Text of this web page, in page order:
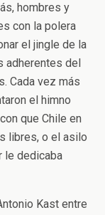
hombres y
con la polera
el jingle de la
adherentes del
Cada vez más
el himno
que Chile en
libres, o el asilo
le dedicaba
Kast entre